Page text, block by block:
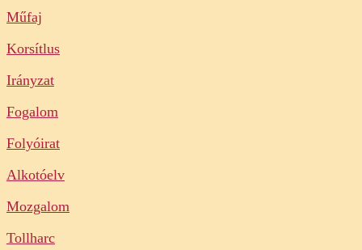
Műfaj
Korsítlus
Irányzat
Fogalom
Folyóirat
Alkotóelv
Mozgalom
Tollharc